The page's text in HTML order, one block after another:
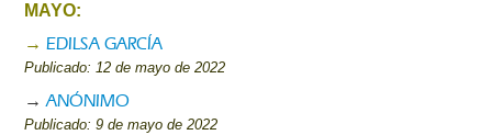
MAYO:
→EDILSA GARCÍA
Publicado: 12 de mayo de 2022
→ANÓNIMO
Publicado: 9 de mayo de 2022